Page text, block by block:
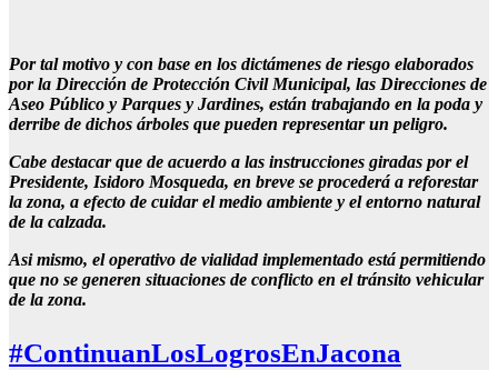
Por tal motivo y con base en los dictámenes de riesgo elaborados
por la Dirección de Protección Civil Municipal, las Direcciones de
Aseo Público y Parques y Jardines, están trabajando en la poda y
derribe de dichos árboles que pueden representar un peligro.
Cabe destacar que de acuerdo a las instrucciones giradas por el
Presidente, Isidoro Mosqueda, en breve se procederá a reforestar
la zona, a efecto de cuidar el medio ambiente y el entorno natural
de la calzada.
Asi mismo, el operativo de vialidad implementado está permitiendo
que no se generen situaciones de conflicto en el tránsito vehicular
de la zona.
#ContinuanLosLogrosEnJacona